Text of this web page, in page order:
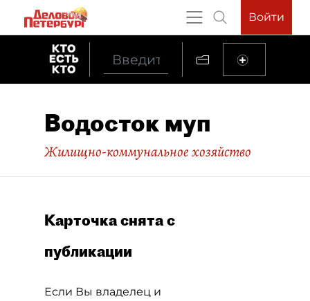
Войти
Водосток муп
Жилищно-коммунальное хозяйство
Карточка снята с
публикации
Если Вы владелец и